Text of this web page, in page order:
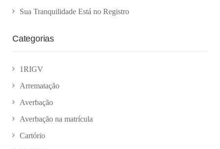
Sua Tranquilidade Está no Registro
Categorias
1RIGV
Arrematação
Averbação
Averbação na matrícula
Cartório